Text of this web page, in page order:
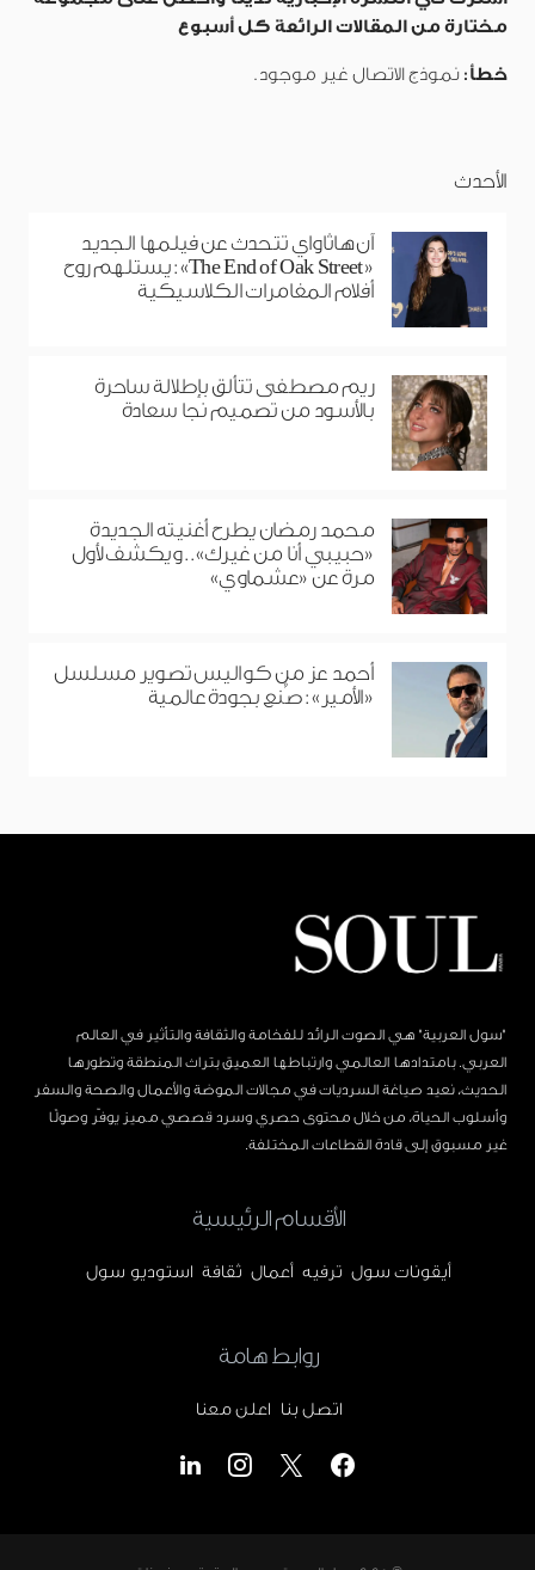
مختارة من المقالات الرائعة كل أسبوع
خطأ: نموذج الاتصال غير موجود.
الأحدث
آن هاثاواي تتحدث عن فيلمها الجديد
«The End of Oak Street»: يستلهم روح
أفلام المغامرات الكلاسيكية
ريم مصطفى تتألق بإطلالة ساحرة
بالأسود من تصميم نجا سعادة
محمد رمضان يطرح أغنيته الجديدة
«حبيبي أنا من غيرك».. ويكشف لأول
مرة عن «عشماوي»
أحمد عز من كواليس تصوير مسلسل
«الأمير»: صُنع بجودة عالمية
"سول العربية" هي الصوت الرائد للفخامة والثقافة والتأثير في العالم
العربي. بامتدادها العالمي وارتباطها العميق بتراث المنطقة وتطورها
الحديث، نعيد صياغة السرديات في مجالات الموضة والأعمال والصحة والسفر
وأسلوب الحياة، من خلال محتوى حصري وسرد قصصي مميز يوفّر وصولًا
غير مسبوق إلى قادة القطاعات المختلفة.
الأقسام الرئيسية
أيقونات سول ترفيه أعمال ثقافة استوديو سول
روابط هامة
اتصل بنا اعلن معنا